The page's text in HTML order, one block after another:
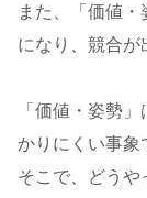
また、「価値
になり、競合が
「価値・姿勢
かりにくい事象
そこで、どうや